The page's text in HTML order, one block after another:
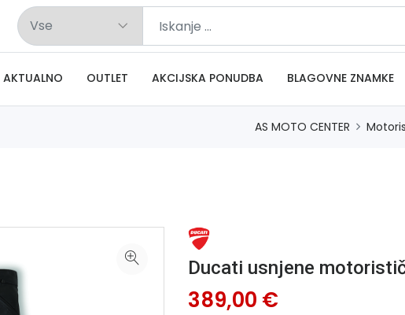
AKTUALNO OUTLET AKCIJSKA PONUDBA BLAGOVNE ZNAMKE
AS MOTO CENTER
Ducati usnjene
389,00 €